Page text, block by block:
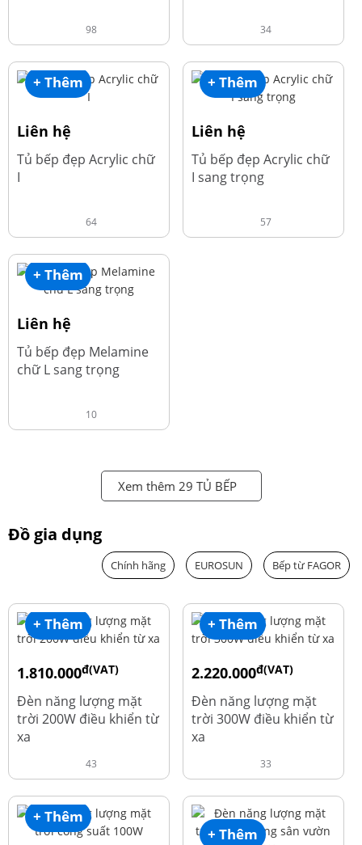
98 34
+ Thêm
Liên hệ
Tủ bếp đẹp Acrylic chữ
I
64
+ Thêm
Liên hệ
Tủ bếp đẹp Acrylic chữ
I sang trọng
57
+ Thêm
Liên hệ
Tủ bếp đẹp Melamine
chữ L sang trọng
10
Xem thêm 29 TỦ BẾP
Đồ gia dụng
Chính hãng EUROSUN Bếp từ FAGOR
+ Thêm
1.810.000đ(VAT)
1.960.000
Đèn năng lượng mặt
trời 200W điều khiển từ
xa
43
+ Thêm
2.220.000đ(VAT)
2.390.000
Đèn năng lượng mặt
trời 300W điều khiển từ
xa
33
+ Thêm
+ Thêm